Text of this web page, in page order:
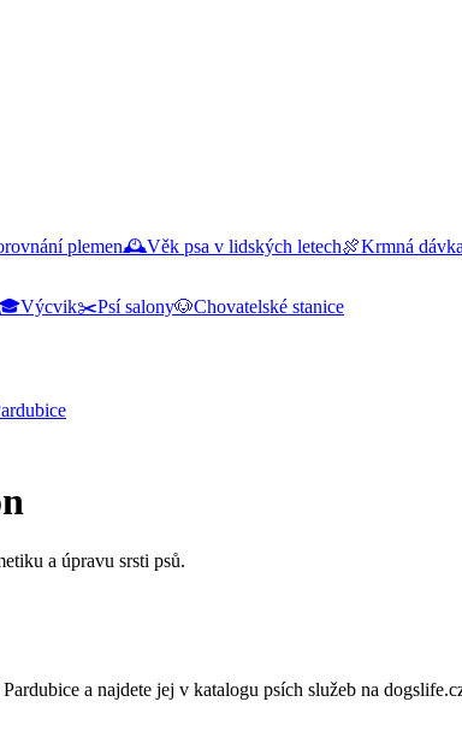
plemen🕰️Věk psa v lidských letech🍖Krmná
🎓Výcvik✂️Psí salony🐶Chovatelské stanice
a úpravu srsti psů.
a najdete jej v katalogu psích služeb na